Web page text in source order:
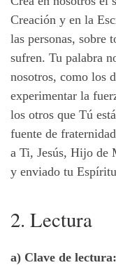
Creación y en la
las personas, sobre
sufren. Tu palabra
nosotros, como los
experimentar la
los otros que Tú
fuente de
a Ti, Jesús, Hijo de
y enviado tu
2. Lectura
a) Clave de lectura: